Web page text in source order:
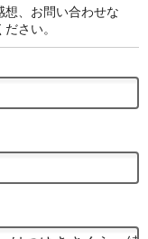
、お問い合わせな
さい。